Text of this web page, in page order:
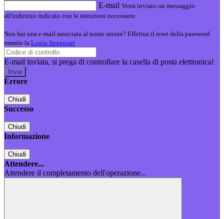
E-mail Verrà inviato un messaggio
all'indirizzo indicato con le istruzioni necessarie.
Non hai una e-mail associata al nome utente? Effettua il reset della password
tramite la Login Spaggiari
E-mail inviata, si prega di controllare la casella di posta elettronica!
Errore
Chiudi
Successo
Chiudi
Informazione
Chiudi
Attendere...
Attendere il completamento dell'operazione...